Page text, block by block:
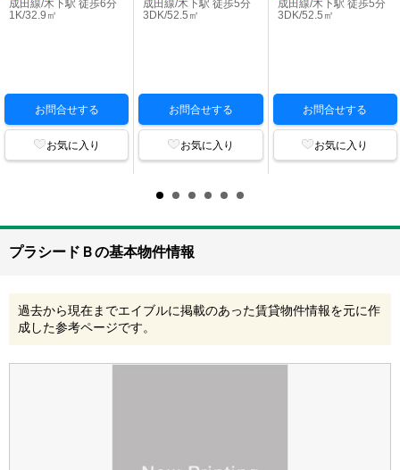
成田線/木下駅 徒歩6分
1K/32.9㎡
お問合せする
お気に入り
成田線/木下駅 徒歩5分
3DK/52.5㎡
お問合せする
お気に入り
成田線/木下駅 徒歩5分
3DK/52.5㎡
お問合せする
お気に入り
プラシードＢの基本物件情報
過去から現在までエイブルに掲載のあった賃貸物件情報を元に作
成した参考ページです。